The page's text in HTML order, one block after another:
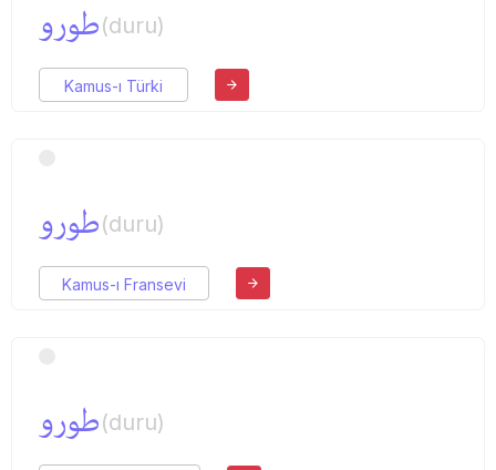
طورو(duru)
Kamus-ı Türki
طورو(duru)
Kamus-ı Fransevi
طورو(duru)